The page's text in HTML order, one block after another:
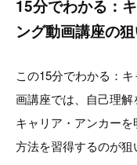
15分でわかる：
ング動画講座の
この15分でわかる：
画講座では、自己理
キャリア・アンカー
方法を習得するのが狙